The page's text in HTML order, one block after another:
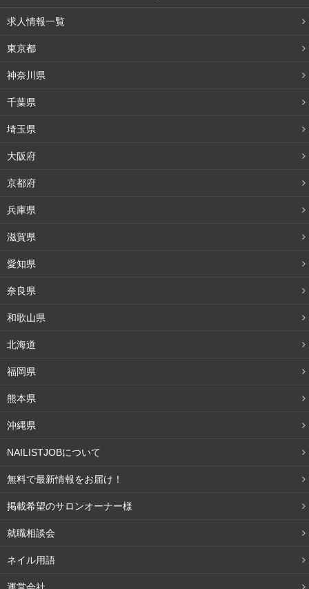
求人情報一覧
東京都
神奈川県
千葉県
埼玉県
大阪府
京都府
兵庫県
滋賀県
愛知県
奈良県
和歌山県
北海道
福岡県
熊本県
沖縄県
NAILISTJOBについて
無料で最新情報をお届け！
掲載希望のサロンオーナー様
就職相談会
ネイル用語